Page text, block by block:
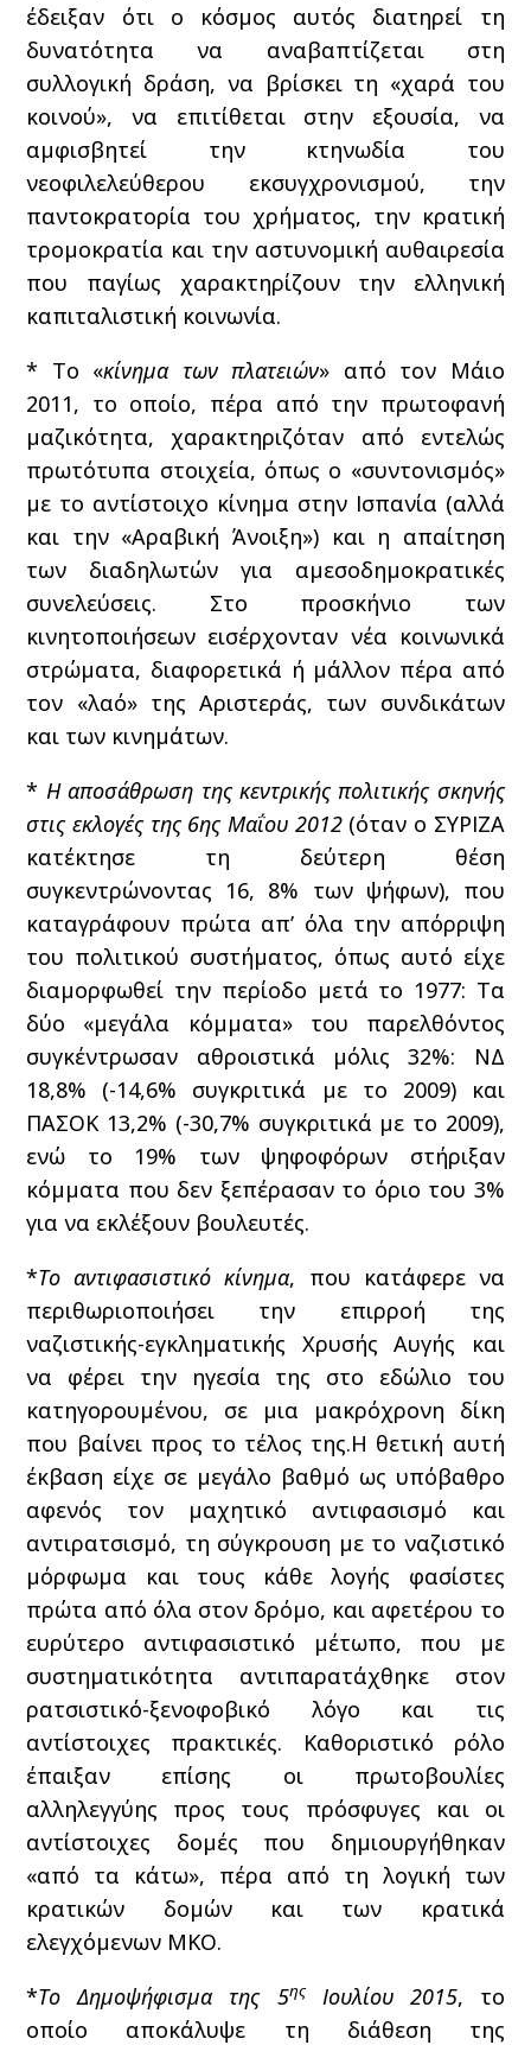
έδειξαν ότι ο κόσμος αυτός διατηρεί τη
δυνατότητα να αναβαπτίζεται στη
συλλογική δράση, να βρίσκει τη «χαρά του
κοινού», να επιτίθεται στην εξουσία, να
αμφισβητεί την κτηνωδία του
νεοφιλελεύθερου εκσυγχρονισμού, την
παντοκρατορία του χρήματος, την κρατική
τρομοκρατία και την αστυνομική αυθαιρεσία
που παγίως χαρακτηρίζουν την ελληνική
καπιταλιστική κοινωνία.
* Το «κίνημα των πλατειών» από τον Μάιο
2011, το οποίο, πέρα από την πρωτοφανή
μαζικότητα, χαρακτηριζόταν από εντελώς
πρωτότυπα στοιχεία, όπως ο «συντονισμός»
με το αντίστοιχο κίνημα στην Ισπανία (αλλά
και την «Αραβική Άνοιξη») και η απαίτηση
των διαδηλωτών για αμεσοδημοκρατικές
συνελεύσεις. Στο προσκήνιο των
κινητοποιήσεων εισέρχονταν νέα κοινωνικά
στρώματα, διαφορετικά ή μάλλον πέρα από
τον «λαό» της Αριστεράς, των συνδικάτων
και των κινημάτων.
* Η αποσάθρωση της κεντρικής πολιτικής σκηνής
στις εκλογές της 6ης Μαΐου 2012(όταν ο ΣΥΡΙΖΑ
κατέκτησε τη δεύτερη θέση
συγκεντρώνοντας 16, 8% των ψήφων), που
καταγράφουν πρώτα απ’ όλα την απόρριψη
του πολιτικού συστήματος, όπως αυτό είχε
διαμορφωθεί την περίοδο μετά το 1977: Τα
δύο «μεγάλα κόμματα» του παρελθόντος
συγκέντρωσαν αθροιστικά μόλις 32%: ΝΔ
18,8% (-14,6% συγκριτικά με το 2009) και
ΠΑΣΟΚ 13,2% (-30,7% συγκριτικά με το 2009),
ενώ το 19% των ψηφοφόρων στήριξαν
κόμματα που δεν ξεπέρασαν το όριο του 3%
για να εκλέξουν βουλευτές.
*Το αντιφασιστικό κίνημα, που κατάφερε να
περιθωριοποιήσει την επιρροή της
ναζιστικής-εγκληματικής Χρυσής Αυγής και
να φέρει την ηγεσία της στο εδώλιο του
κατηγορουμένου, σε μια μακρόχρονη δίκη
που βαίνει προς το τέλος της.Η θετική αυτή
έκβαση είχε σε μεγάλο βαθμό ως υπόβαθρο
αφενός τον μαχητικό αντιφασισμό και
αντιρατσισμό, τη σύγκρουση με το ναζιστικό
μόρφωμα και τους κάθε λογής φασίστες
πρώτα από όλα στον δρόμο, και αφετέρου το
ευρύτερο αντιφασιστικό μέτωπο, που με
συστηματικότητα αντιπαρατάχθηκε στον
ρατσιστικό-ξενοφοβικό λόγο και τις
αντίστοιχες πρακτικές. Καθοριστικό ρόλο
έπαιξαν επίσης οι πρωτοβουλίες
αλληλεγγύης προς τους πρόσφυγες και οι
αντίστοιχες δομές που δημιουργήθηκαν
«από τα κάτω», πέρα από τη λογική των
κρατικών δομών και των κρατικά
ελεγχόμενων ΜΚΟ.
*Το Δημοψήφισμα της 5ηςΙουλίου 2015, το
οποίο αποκάλυψε τη διάθεση της